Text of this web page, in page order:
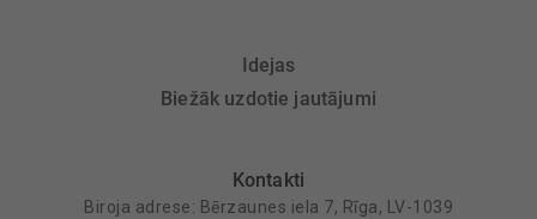
Idejas
Biežāk uzdotie jautājumi
Kontakti
Biroja adrese: Bērzaunes iela 7, Rīga, LV-1039